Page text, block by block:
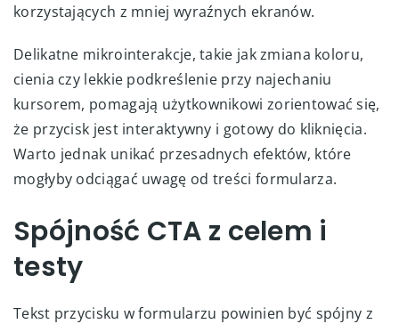
korzystających z mniej wyraźnych ekranów.
Delikatne mikrointerakcje, takie jak zmiana koloru,
cienia czy lekkie podkreślenie przy najechaniu
kursorem, pomagają użytkownikowi zorientować się,
że przycisk jest interaktywny i gotowy do kliknięcia.
Warto jednak unikać przesadnych efektów, które
mogłyby odciągać uwagę od treści formularza.
Spójność CTA z celem i
testy
Tekst przycisku w formularzu powinien być spójny z